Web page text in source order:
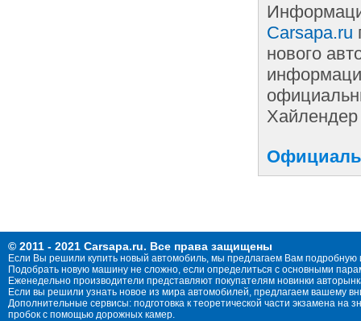
Carsapa.ru
нового
© 2011 - 2021 Carsapa.ru. Все права защищены
Если Вы решили купить новый автомобиль, мы предлагаем Вам
Подобрать новую машину не сложно, если определиться с основными
Еженедельно производители представляют покупателям новинки
Если вы решили узнать новое из мира автомобилей, предлагаем вашему
Дополнительные сервисы: подготовка к теоретической части экзамена
пробок с помощью дорожных камер.